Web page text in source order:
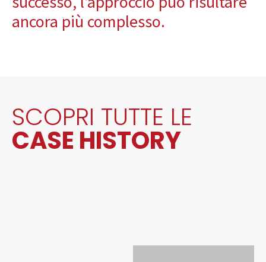
ancora più complesso.
SCOPRI TUTTE LE
CASE HISTORY